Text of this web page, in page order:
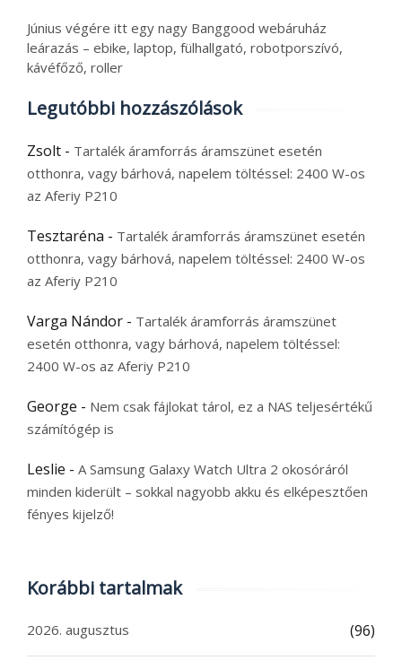
Június végére itt egy nagy Banggood webáruház
leárazás – ebike, laptop, fülhallgató, robotporszívó,
kávéfőző, roller
Legutóbbi hozzászólások
Zsolt - Tartalék áramforrás áramszünet esetén
otthonra, vagy bárhová, napelem töltéssel: 2400 W-os
az Aferiy P210
Tesztaréna - Tartalék áramforrás áramszünet esetén
otthonra, vagy bárhová, napelem töltéssel: 2400 W-os
az Aferiy P210
Varga Nándor - Tartalék áramforrás áramszünet
esetén otthonra, vagy bárhová, napelem töltéssel:
2400 W-os az Aferiy P210
George - Nem csak fájlokat tárol, ez a NAS teljesértékű
számítógép is
Leslie - A Samsung Galaxy Watch Ultra 2 okosóráról
minden kiderült – sokkal nagyobb akku és elképesztően
fényes kijelző!
Korábbi tartalmak
2026. augusztus (96)